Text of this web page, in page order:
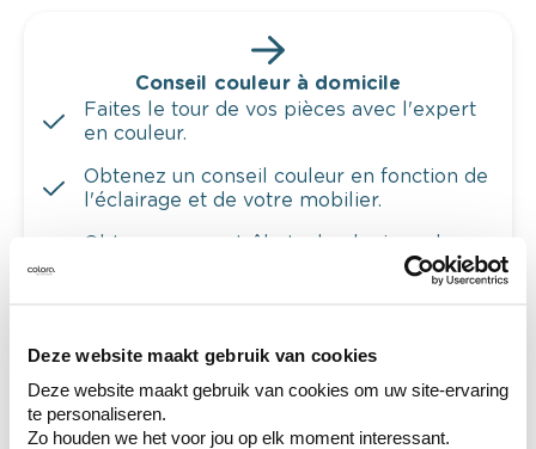
Deze website maakt gebruik van cookies
Deze website maakt gebruik van cookies om uw site-ervaring
te personaliseren.
Zo houden we het voor jou op elk moment interessant.
Conseil couleur à domicile
Faites le tour de vos pièces avec l'expert
en couleur.
Obtenez un conseil couleur en fonction de
l'éclairage et de votre mobilier.
Obtenez un contrôle technologique de vos
Voyez votre couleur en magasin
Découvrez des échantillons de votre